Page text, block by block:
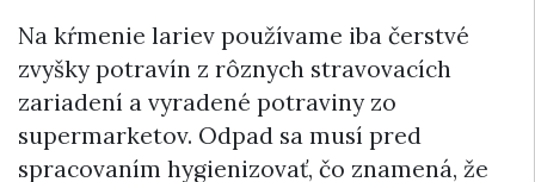
Na kŕmenie lariev používame iba čerstvé
zvyšky potravín z rôznych stravovacích
zariadení a vyradené potraviny zo
supermarketov. Odpad sa musí pred
spracovaním hygienizovať, čo znamená, že